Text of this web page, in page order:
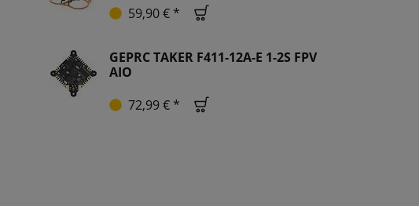
59,90 € *
GEPRC TAKER F411-12A-E 1-2S FPV
AIO
72,99 € *